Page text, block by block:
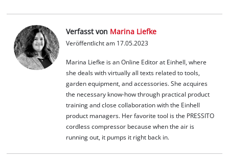
Verfasst von Marina Liefke
Veröffentlicht am 17.05.2023
Marina Liefke is an Online Editor at Einhell, where
she deals with virtually all texts related to tools,
garden equipment, and accessories. She acquires
the necessary know-how through practical product
training and close collaboration with the Einhell
product managers. Her favorite tool is the PRESSITO
cordless compressor because when the air is
running out, it pumps it right back in.